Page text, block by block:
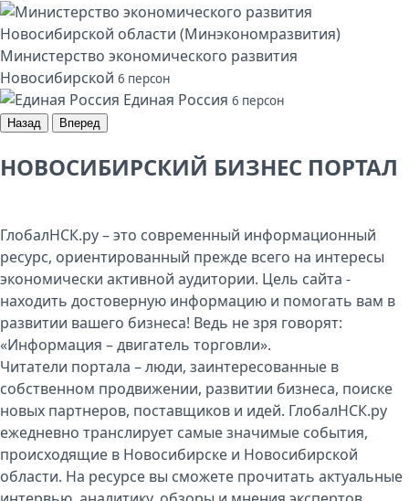
Министерство экономического развития
Новосибирской 6 персон
Единая Россия 6 персон
Назад Вперед
НОВОСИБИРСКИЙ БИЗНЕС ПОРТАЛ
ГлобалНСК.ру – это современный информационный
ресурс, ориентированный прежде всего на интересы
экономически активной аудитории. Цель сайта -
находить достоверную информацию и помогать вам в
развитии вашего бизнеса! Ведь не зря говорят:
«Информация – двигатель торговли».
Читатели портала – люди, заинтересованные в
собственном продвижении, развитии бизнеса, поиске
новых партнеров, поставщиков и идей. ГлобалНСК.ру
ежедневно транслирует самые значимые события,
происходящие в Новосибирске и Новосибирской
области. На ресурсе вы сможете прочитать актуальные